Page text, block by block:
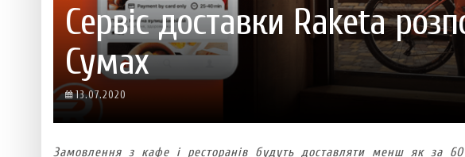
Сервіс доставки Raketa
Сумах
13.07.2020
Замовлення з кафе і ресторанів будуть доставляти менш як за